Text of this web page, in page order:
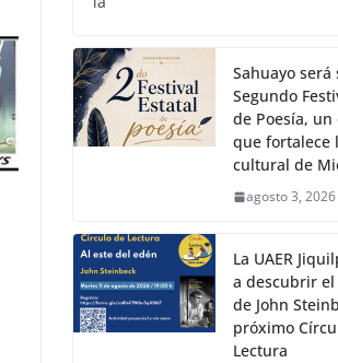
Sahuayo será
Segundo
de Poesía,
que fortalece
cultural de
agosto 3, 2026
La UAER
a descubrir
de John
próximo
Lectura